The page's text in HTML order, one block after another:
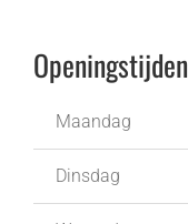
Openingstijden
Maandag
Dinsdag